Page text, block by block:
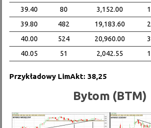
39.40
80 3,152.00 1
39.80
482 19,183.60 2
40.00
524 20,960.00 3
40.05
51 2,042.55 1
Przykładowy LimAkt: 38,25
Bytom (BTM)